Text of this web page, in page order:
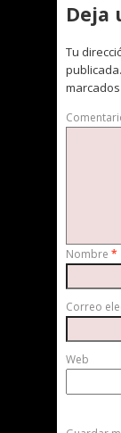
Deja
Tu
publicada.
Nombre *
Correo
Web